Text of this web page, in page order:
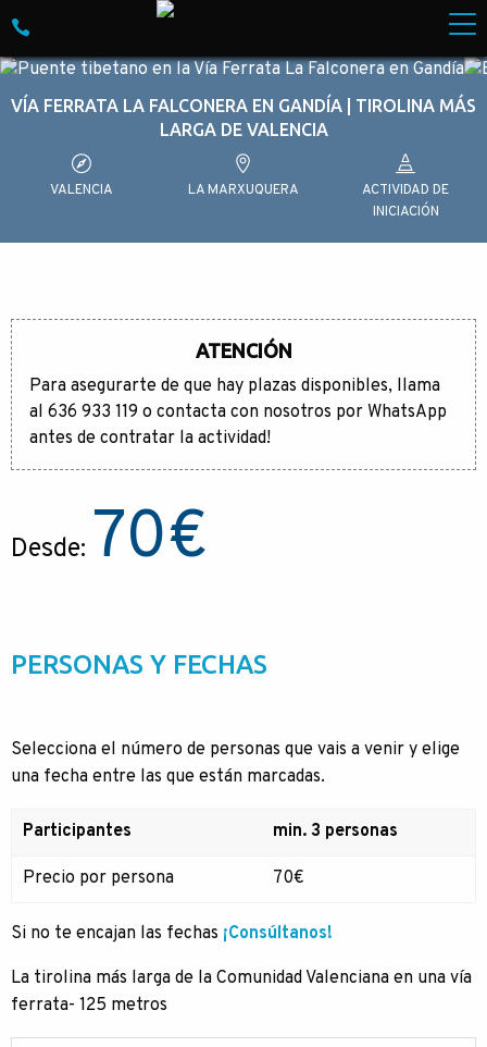
Skip to contentEmpresa especializada en Turismo de Aventura.
VÍA FERRATA LA FALCONERA EN GANDÍA | TIROLINA MÁS
LARGA DE VALENCIA
VALENCIA LA MARXUQUERA
ACTIVIDAD DE
INICIACIÓN
ATENCIÓN
Para asegurarte de que hay plazas disponibles, llama
al 636 933 119 o contacta con nosotros por WhatsApp
antes de contratar la actividad!
Desde: 70€
PERSONAS Y FECHAS
Selecciona el número de personas que vais a venir y elige
una fecha entre las que están marcadas.
Participantes min. 3 personas
Precio por persona 70€
Si no te encajan las fechas ¡Consúltanos!
La tirolina más larga de la Comunidad Valenciana en una vía
ferrata- 125 metros